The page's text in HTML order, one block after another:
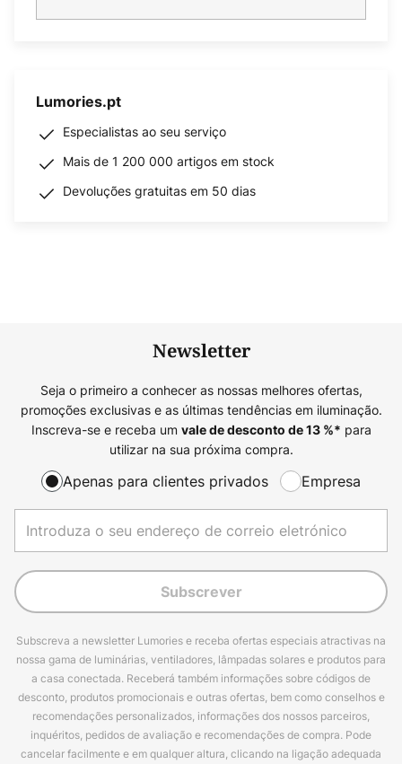
Lumories.pt
Especialistas ao seu serviço
Mais de 1 200 000 artigos em stock
Devoluções gratuitas em 50 dias
Newsletter
Seja o primeiro a conhecer as nossas melhores ofertas,
promoções exclusivas e as últimas tendências em iluminação.
Inscreva-se e receba um vale de desconto de13%* para
utilizar na sua próxima compra.
Apenas para clientes privados Empresa
Subscrever
Subscreva a newsletter Lumories e receba ofertas especiais atractivas na
nossa gama de luminárias, ventiladores, lâmpadas solares e produtos para
a casa conectada. Receberá também informações sobre códigos de
desconto, produtos promocionais e outras ofertas, bem como conselhos e
recomendações personalizados, informações dos nossos parceiros,
inquéritos, pedidos de avaliação e recomendações de compra. Pode
cancelar facilmente e em qualquer altura, clicando na ligação adequada